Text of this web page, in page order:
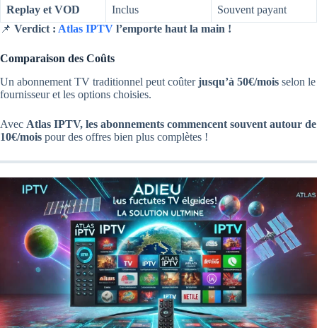
Replay et VOD Inclus
Souvent payant
📌 Verdict : Atlas IPTV l’emporte haut la main !
Comparaison des Coûts
Un abonnement TV traditionnel peut coûterjusqu’à 50€/mois selon le
fournisseur et les options choisies.
Avec Atlas IPTV, les abonnements commencent souvent autour de
10€/mois pour des offres bien plus complètes !